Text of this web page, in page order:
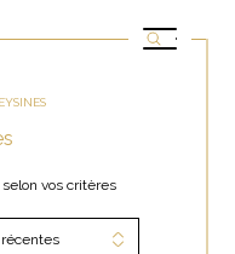
EYSINES
vos critères